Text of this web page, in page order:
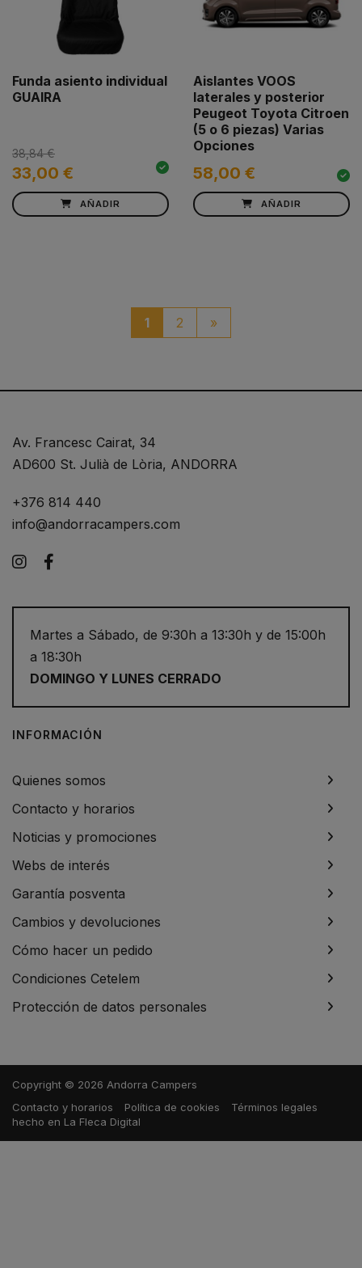
Funda asiento individual
GUAIRA
33,00 €
38,84 €
AÑADIR
Aislantes VOOS
laterales y posterior
Peugeot Toyota Citroen
(5 o 6 piezas) Varias
Opciones
58,00 €
AÑADIR
1 2 »
Av. Francesc Cairat, 34
AD600 St. Julià de Lòria, ANDORRA
+376 814 440
info@andorracampers.com
Instagram
Martes a Sábado, de 9:30h a 13:30h y de 15:00h
a 18:30h
DOMINGO Y LUNES CERRADO
INFORMACIÓN
Quienes somos
Contacto y horarios
Noticias y promociones
Webs de interés
Garantía posventa
Cambios y devoluciones
Cómo hacer un pedido
Condiciones Cetelem
Protección de datos personales
Copyright © 2026 Andorra Campers
Contacto y horarios
Política de cookies
Términos legales
hecho en La Fleca Digital